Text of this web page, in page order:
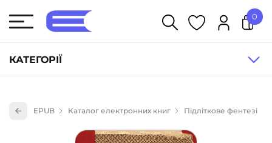
КАТЕГОРІЇ
Книги для дітей (836)
Книги для підлітків (240)
0
EPUB Каталог електронних книг Підліткове фентезі